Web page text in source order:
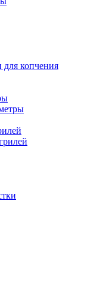
копчения